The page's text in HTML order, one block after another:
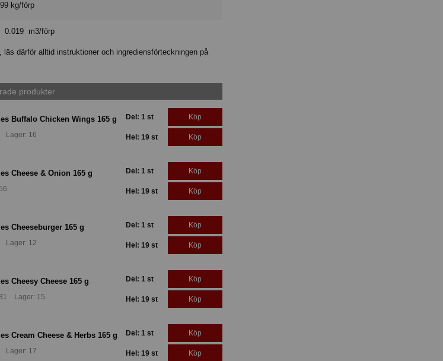
kg/förp
0.019 m3/förp
därför alltid instruktioner och ingrediensförteckningen på
produkter
Buffalo Chicken Wings 165 g
Lager: 16
Del: 1 st Köp
Hel: 19 st Köp
Cheese & Onion 165 g Del: 1 st Köp
Hel: 19 st Köp
Cheeseburger 165 g
Lager: 12
Del: 1 st Köp
Hel: 19 st Köp
Cheesy Cheese 165 g
Lager: 15
Del: 1 st Köp
Hel: 19 st Köp
Cream Cheese & Herbs 165 g
Lager: 17
Del: 1 st Köp
Hel: 19 st Köp